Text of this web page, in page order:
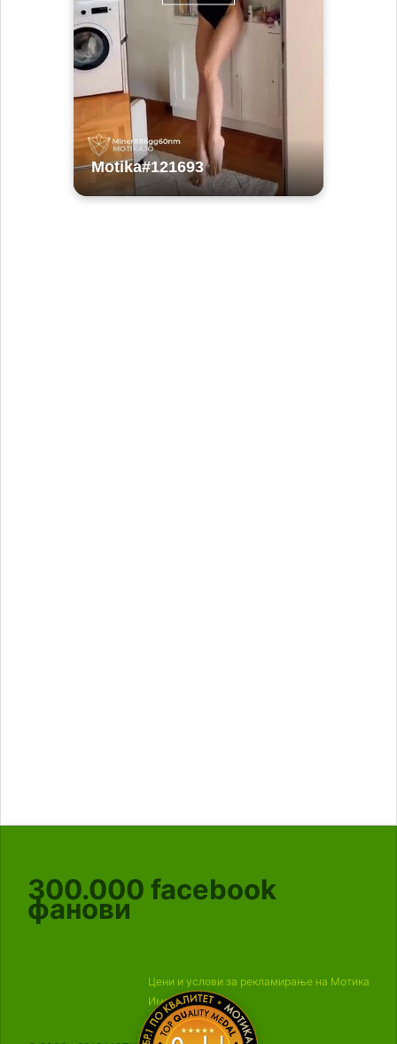
300.000 facebook
фанови
Цени и услови за рекламирање на Мотика
Импресум